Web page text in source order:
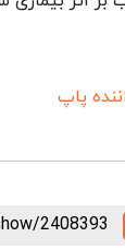
پاپ
2408393